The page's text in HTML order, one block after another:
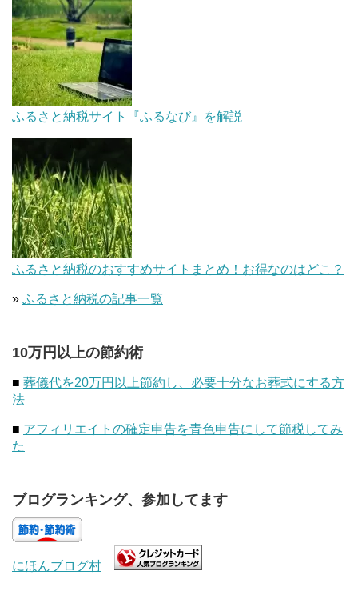
ふるさと納税サイト『ふるなび』を解説
ふるさと納税のおすすめサイトまとめ！お得なのはどこ？
» ふるさと納税の記事一覧
10万円以上の節約術
■ 葬儀代を20万円以上節約し、必要十分なお葬式にする方
法
■ アフィリエイトの確定申告を青色申告にして節税してみ
た
ブログランキング、参加してます
にほんブログ村